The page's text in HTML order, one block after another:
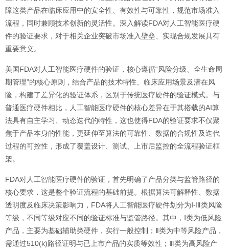
障这类产品在临床应用中的安全性、有效性与可靠性，规范市场准入
流程，同时兼顾技术创新的灵活性。深入解读FDA对人工智能医疗硬
件的验证要求，对于相关企业突破市场准入壁垒、实现合规发展具有
重要意义。
美国FDA对人工智能医疗硬件的验证，核心遵循“风险分级、全生命周
期管理”的核心原则，结合产品的技术特性、临床应用场景及潜在风
险，构建了差异化的验证体系，区别于传统医疗硬件的验证模式。与
普通医疗硬件相比，人工智能医疗硬件的核心差异在于其搭载的AI算
法具有自主学习、动态迭代的特性，这也使得FDA的验证要求不仅聚
焦于产品本身的性能，更延伸至算法的可靠性、数据的合规性及迭代
过程的可控性，形成了覆盖设计、测试、上市后监控的全流程验证框
架。
FDA对人工智能医疗硬件的验证，首先明确了产品分类与监管路径的
核心要求，这是整个验证流程的基础前提。根据算法可解释性、数据
透明度及临床决策影响力，FDA将人工智能医疗硬件划分为Ⅰ-Ⅲ类风险
等级，不同等级对应不同的验证标准与监管路径。其中，Ⅰ类为低风险
产品，主要为基础辅助类硬件，实行一般控制；Ⅱ类为中等风险产品，
需通过510(k)路径证明与已上市产品的实质等效性；Ⅲ类为高风险产